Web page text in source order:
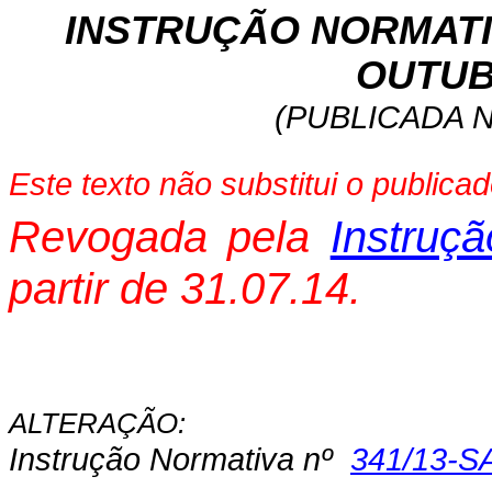
INSTRUÇÃO
(PUBLICADA
Este texto não substitui o
Revogada pela
partir de 31.07.14.
ALTERAÇÃO:
Instrução Normativa nº 341/13-